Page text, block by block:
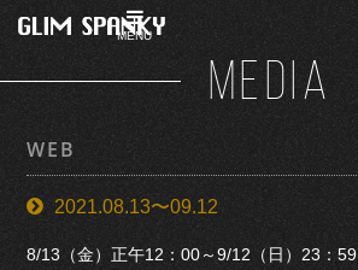
MENU
MEDIA
WEB
2021.08.13〜09.12
8/13（金）正午12：00～9/12（日）23：59